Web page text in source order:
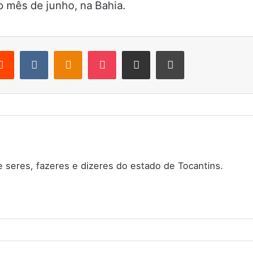
de junho, na Bahia.
seres, fazeres e dizeres do estado de Tocantins.